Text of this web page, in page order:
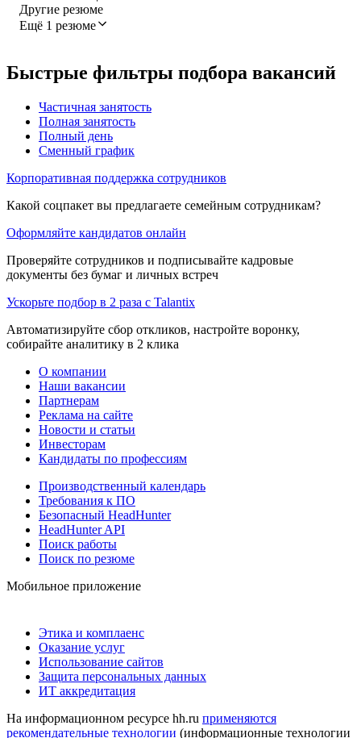
Другие резюме
Ещё 1 резюме
Быстрые фильтры подбора вакансий
Частичная занятость
Полная занятость
Полный день
Сменный график
Корпоративная поддержка сотрудников
Какой соцпакет вы предлагаете семейным сотрудникам?
Оформляйте кандидатов онлайн
Проверяйте сотрудников и подписывайте кадровые
документы без бумаг и личных встреч
Ускорьте подбор в 2 раза с Talantix
Автоматизируйте сбор откликов, настройте воронку,
собирайте аналитику в 2 клика
О компании
Наши вакансии
Партнерам
Реклама на сайте
Новости и статьи
Инвесторам
Кандидаты по профессиям
Производственный календарь
Требования к ПО
Безопасный HeadHunter
HeadHunter API
Поиск работы
Поиск по резюме
Мобильное приложение
Этика и комплаенс
Оказание услуг
Использование сайтов
Защита персональных данных
ИТ аккредитация
На информационном ресурсе hh.ru применяются
рекомендательные технологии (информационные технологии